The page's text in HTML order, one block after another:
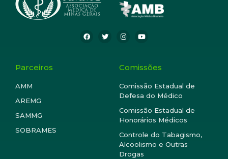
Parceiros
AMM
AREMG
SAMMG
SOBRAMES
Comissões
Comissão Estadual de
Defesa do Médico
Comissão Estadual de
Honorários Médicos
Controle do Tabagismo,
Alcoolismo e Outras
Drogas